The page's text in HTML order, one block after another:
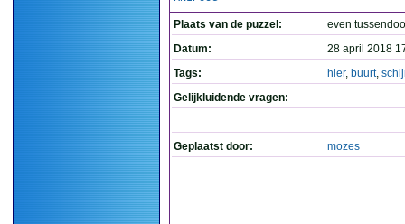
Plaats van de puzzel:
even
Datum:
28 april 2018
Tags:
hier, buurt,
Gelijkluidende vragen:
Geplaatst door: mozes